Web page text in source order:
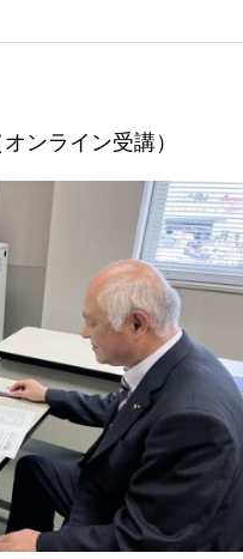
ンライン受講）